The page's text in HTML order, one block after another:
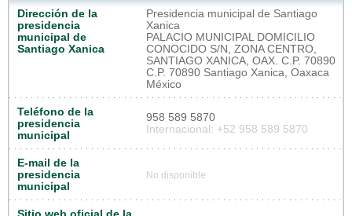
Dirección de la
presidencia
municipal de
Santiago Xanica
Presidencia municipal de Santiago
Xanica
PALACIO MUNICIPAL DOMICILIO
CONOCIDO S/N, ZONA CENTRO,
SANTIAGO XANICA, OAX. C.P. 70890
C.P. 70890 Santiago Xanica, Oaxaca
México
Teléfono de la
presidencia
municipal
958 589 5870
Internacional: +52 958 589 5870
E-mail de la
presidencia
municipal
No disponible